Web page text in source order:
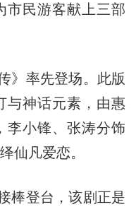
市民游客献上三部
率先登场。此版
与神话元素，由惠
李小锋、张涛分饰
仙凡爱恋。
登台，该剧正是